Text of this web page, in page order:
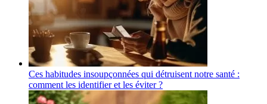
Ces habitudes insoupçonnées qui détruisent notre santé :
comment les identifier et les éviter ?